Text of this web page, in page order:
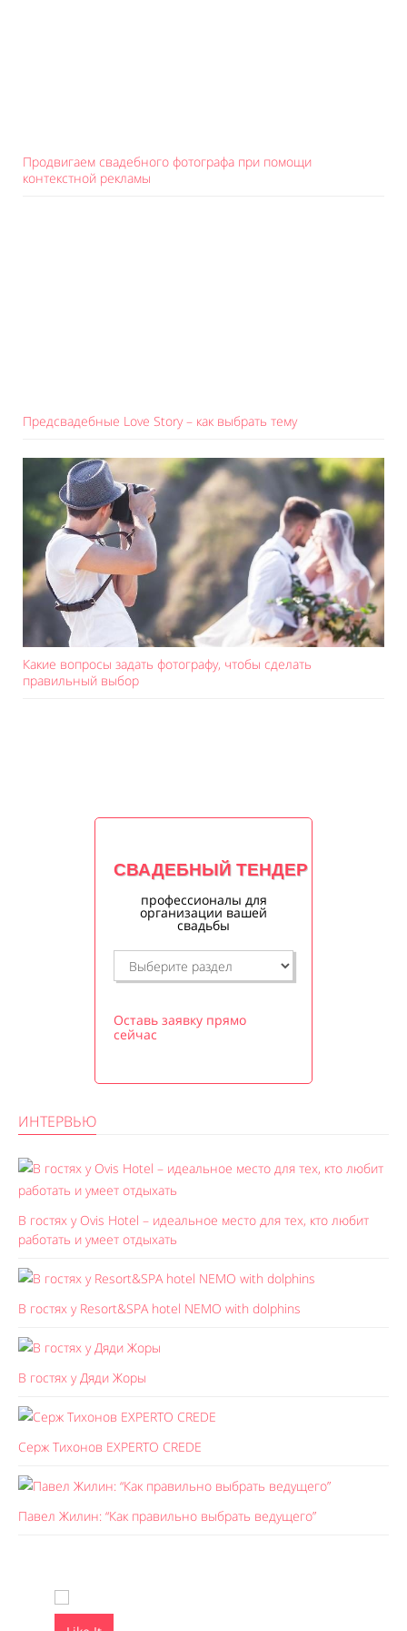
Продвигаем свадебного фотографа при помощи
контекстной рекламы
Предсвадебные Love Story – как выбрать тему
Какие вопросы задать фотографу, чтобы сделать
правильный выбор
СВАДЕБНЫЙ ТЕНДЕР
профессионалы для
организации вашей
свадьбы
Оставь заявку прямо
сейчас
ИНТЕРВЬЮ
В гостях у Ovis Hotel – идеальное место для тех, кто любит
работать и умеет отдыхать
В гостях у Resort&SPA hotel NEMO with dolphins
В гостях у Дяди Жоры
Серж Тихонов EXPERTO CREDE
Павел Жилин: “Как правильно выбрать ведущего”